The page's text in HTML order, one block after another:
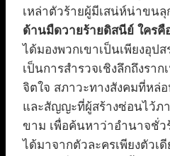
เหล่าตัวร้ายผู้มีเสน่ห์น่าขนลุ
ด้านมืดวายร้ายดิสนีย์ ใครคื
ได้มองพวกเขาเป็นเพียงอุป
เป็นการสำรวจเชิงลึกถึงรา
จิตใจ สภาวะทางสังคมที่หล่
และสัญญะที่ผู้สร้างซ่อนไว้ภ
ขาม เพื่อค้นหาว่าอำนาจชั่ว
ได้มาจากตัวละครเพียงตัวเ